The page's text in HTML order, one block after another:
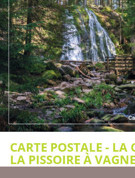
CARTE POSTALE - LA
LA PISSOIRE À